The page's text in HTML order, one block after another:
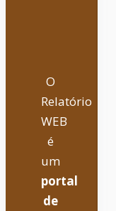
O
Relatório
WEB
é
um
portal
de